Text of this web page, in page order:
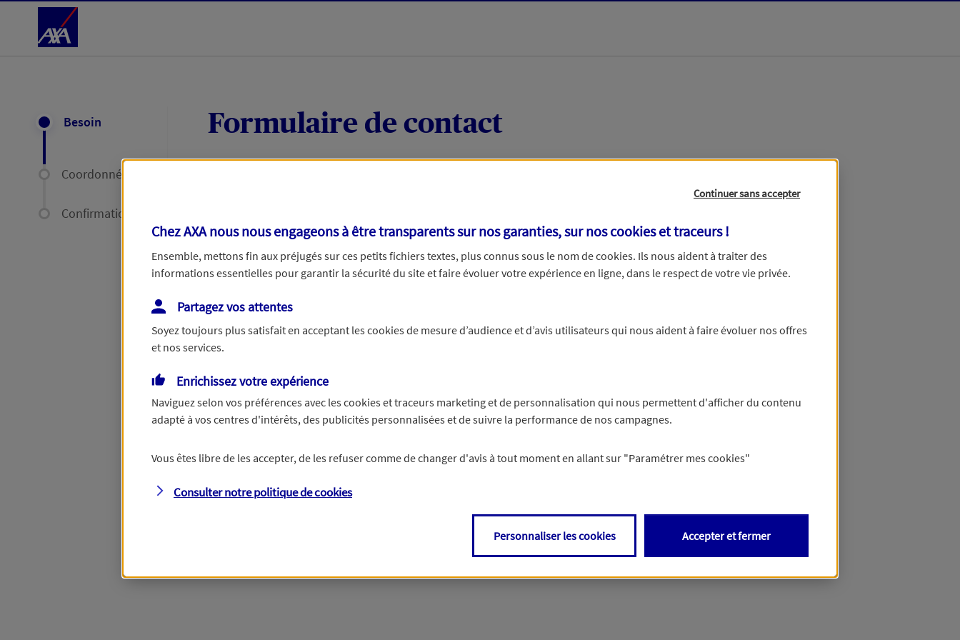
Accéder au Contenu
Besoin
Coordonnées
Confirmation
Formulaire de contact
Votre message :
Vous disposez de droits sur les informations vous concernant. Pour plus d’informations,
Continuer sans accepter
Chez AXA nous nous engageons à être transparents sur nos garanties, sur noscookies et traceurs!
Ensemble, mettons fin aux préjugés sur ces petits fichiers textes, plus connus sous le nom decookies. Ils nous aident à traiter des
informations essentielles pour garantir la sécurité du site et faire évoluer votre expérience en ligne, dans le respect de votre vie privée.
Partagez vos attentes
Soyez toujours plus satisfait en acceptant lescookiesde mesure d’audience et d’avis utilisateurs qui nous aident à faire évoluer nos offres
et nos services.
Enrichissez votre expérience
Naviguez selon vos préférences avec lescookies et traceurs marketing et de personnalisation qui nous permettent d'afficher du contenu
adapté à vos centres d'intérêts, des publicités personnalisées et de suivre la performance de nos campagnes.
Vous êtes libre de les accepter, de les refuser comme de changer d'avis à tout moment en allant sur "Paramétrer mescookies"
Consulter notre politique decookies
Personnaliser les cookies Accepter et fermer